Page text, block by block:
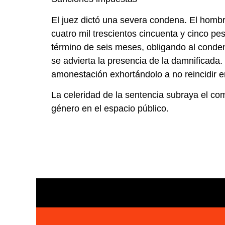
El juez dictó una severa condena. El
cuatro mil trescientos cincuenta y cinco
término de seis meses, obligando al
se advierta la presencia de la
amonestación exhortándolo a no reincidir
La celeridad de la sentencia subraya el
género en el espacio público.